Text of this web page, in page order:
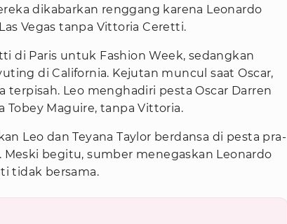
dikabarkan renggang karena Leonardo
Vegas tanpa Vittoria Ceretti.
di Paris untuk Fashion Week, sedangkan
di California. Kejutan muncul saat Oscar,
terpisah. Leo menghadiri pesta Oscar Darren
Tobey Maguire, tanpa Vittoria.
Leo dan Teyana Taylor berdansa di pesta pra-
Meski begitu, sumber menegaskan Leonardo
tidak bersama.